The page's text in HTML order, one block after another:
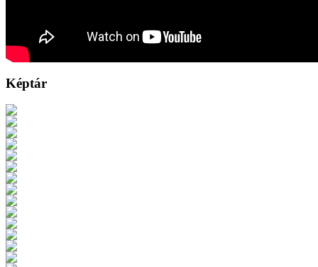
Képtár